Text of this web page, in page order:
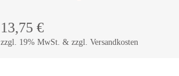
13,75 €
zzgl. 19% MwSt. & zzgl. Versandkosten